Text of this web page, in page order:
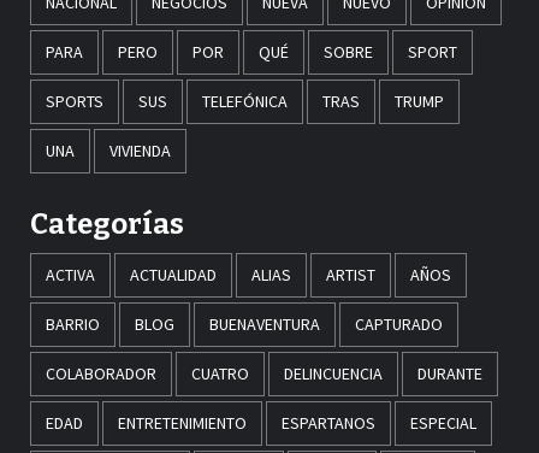
PARA PERO POR QUÉ SOBRE SPORT
SPORTS SUS TELEFÓNICA TRAS TRUMP
UNA VIVIENDA
Categorías
ACTIVA ACTUALIDAD ALIAS ARTIST AÑOS
BARRIO BLOG BUENAVENTURA CAPTURADO
COLABORADOR CUATRO DELINCUENCIA DURANTE
EDAD ENTRETENIMIENTO ESPARTANOS ESPECIAL